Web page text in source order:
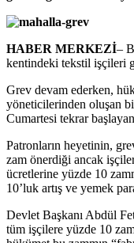
HABER MERKEZİ–
kentindeki tekstil işçileri
Grev devam ederken,
yöneticilerinden oluşan
Cumartesi tekrar
Patronların heyetinin,
zam önerdiği ancak
ücretlerine yüzde 10
10’luk artış ve yemek
Devlet Başkanı Abdül
tüm işçilere yüzde 10